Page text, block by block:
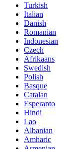
Turkish
Italian
Danish
Romanian
Indonesian
Czech
Afrikaans
Swedish
Polish
Basque
Catalan
Esperanto
Hindi
Lao
Albanian
Amharic